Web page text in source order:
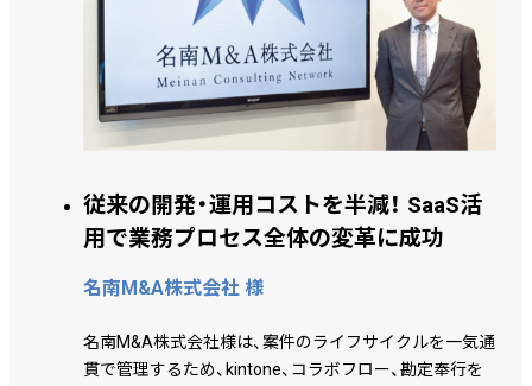
従来の開発・運用コストを半減！ SaaS活
用で業務プロセス全体の変革に成功
名南M&A株式会社 様
名南M&A株式会社様は、案件のライフサイクルを一気通
貫で管理するため、kintone、コラボフロー、勘定奉行を